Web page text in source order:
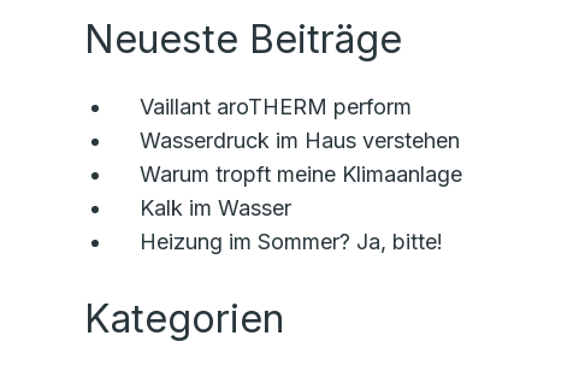
Neueste Beiträge
Vaillant aroTHERM perform
Wasserdruck im Haus verstehen
Warum tropft meine Klimaanlage
Kalk im Wasser
Heizung im Sommer? Ja, bitte!
Kategorien